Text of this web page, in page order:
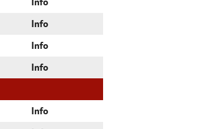
Info
Info
Info
Info
Info